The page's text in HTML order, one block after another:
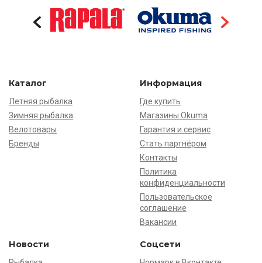
Каталог
Летняя рыбалка
Зимняя рыбалка
Велотовары
Бренды
Информация
Где купить
Магазины Okuma
Гарантия и сервис
Стать партнёром
Контакты
Политика
конфиденциальности
Пользовательское
соглашение
Вакансии
Новости Соцсети